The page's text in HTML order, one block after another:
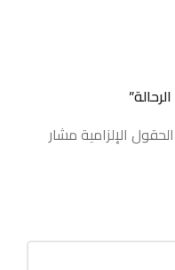
الحقول الإلزامية مشار